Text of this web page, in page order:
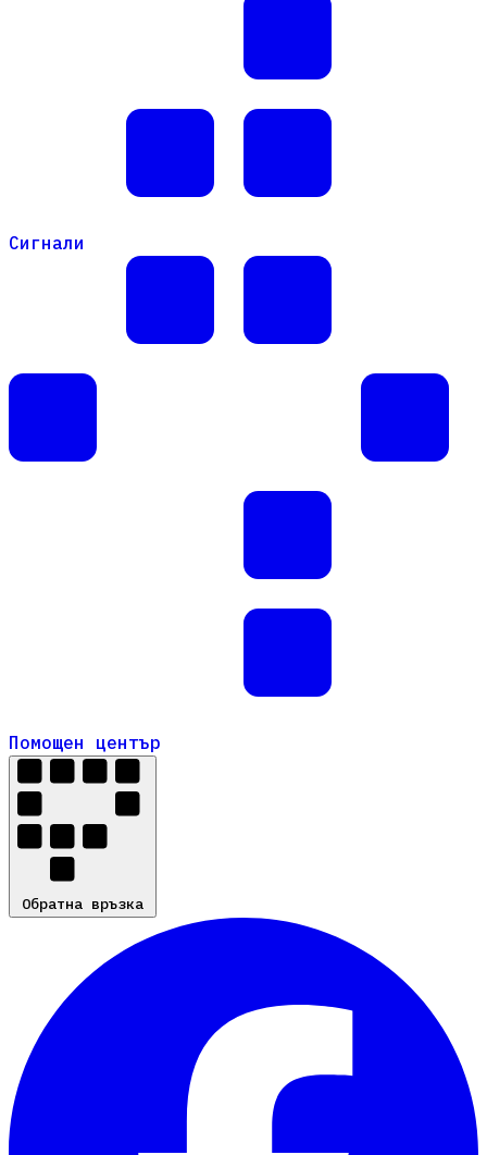
Сигнали
Помощен център
Помощен център
Обратна връзка
Обратна връзка